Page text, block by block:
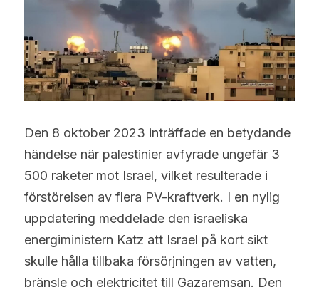
Den 8 oktober 2023 inträffade en betydande
händelse när palestinier avfyrade ungefär 3
500 raketer mot Israel, vilket resulterade i
förstörelsen av flera PV-kraftverk. I en nylig
uppdatering meddelade den israeliska
energiministern Katz att Israel på kort sikt
skulle hålla tillbaka försörjningen av vatten,
bränsle och elektricitet till Gazaremsan. Den